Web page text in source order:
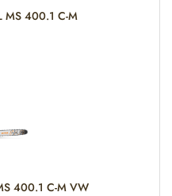
MS 400.1 C-M
400.1 C-M VW